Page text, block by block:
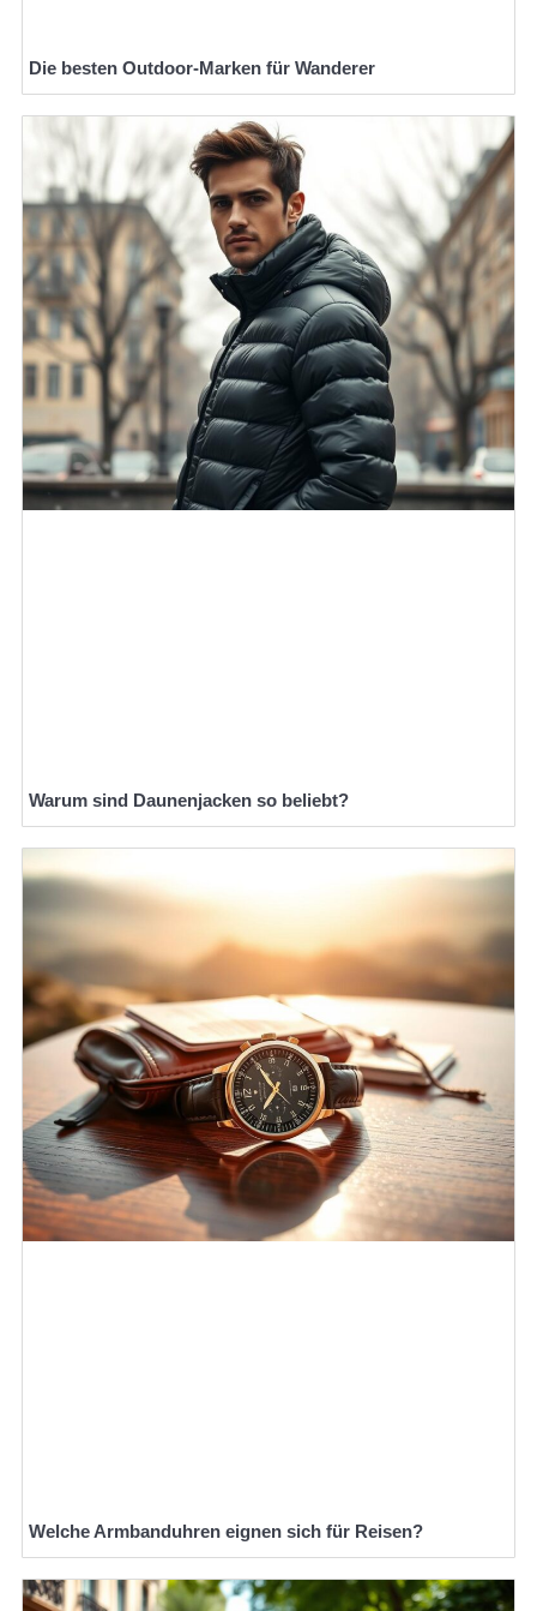
Die besten Outdoor-Marken für Wanderer
Warum sind Daunenjacken so beliebt?
Welche Armbanduhren eignen sich für Reisen?